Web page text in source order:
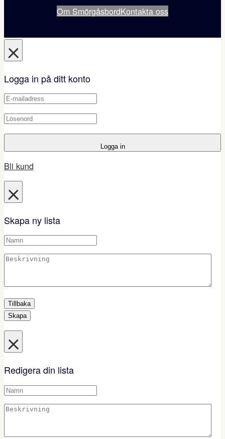
Om SmörgåsbordKontakta oss
Logga in på ditt konto
Logga in
Bli kund
Skapa ny lista
Tillbaka
Skapa
Redigera din lista